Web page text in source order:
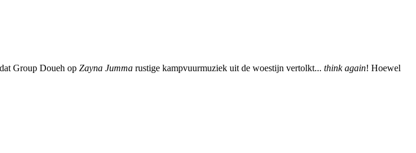
Group Doueh op Zayna Jumma rustige kampvuurmuziek uit de woestijn vertolkt... think again! Hoewel